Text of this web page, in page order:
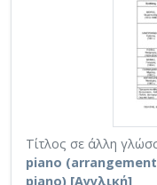
Τίτλος σε άλλη
piano
piano) [Αγγλική]